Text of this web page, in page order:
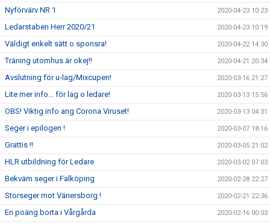
Nyförvärv NR 1 2020-04-23 10:23
Ledarstaben Herr 2020/21 2020-04-23 10:19
Väldigt enkelt sätt o sponsra! 2020-04-22 14:30
Träning utomhus är okej!! 2020-04-21 20:34
Avslutning för u-lag/Mixcupen! 2020-03-16 21:27
Lite mer info... för lag o ledare! 2020-03-13 15:56
OBS! Viktig info ang Corona Viruset! 2020-03-13 04:31
Seger i epilogen ! 2020-03-07 18:16
Grattis !! 2020-03-05 21:02
HLR utbildning för Ledare 2020-03-02 07:03
Bekväm seger i Falköping 2020-02-28 22:27
Storseger mot Vänersborg ! 2020-02-21 22:36
En poäng borta i Vårgårda 2020-02-16 00:03